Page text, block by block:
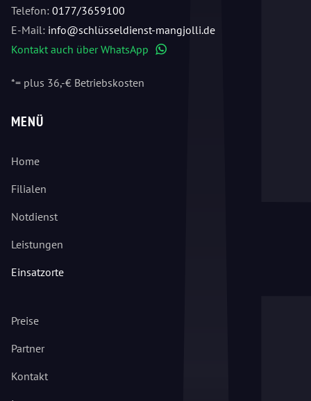
Telefon: 0177/3659100
E-Mail: info@schlüsseldienst-mangjolli.de
Kontakt auch über WhatsApp
*= plus 36,-€ Betriebskosten
MENÜ
Home
Filialen
Notdienst
Leistungen
Einsatzorte
Preise
Partner
Kontakt